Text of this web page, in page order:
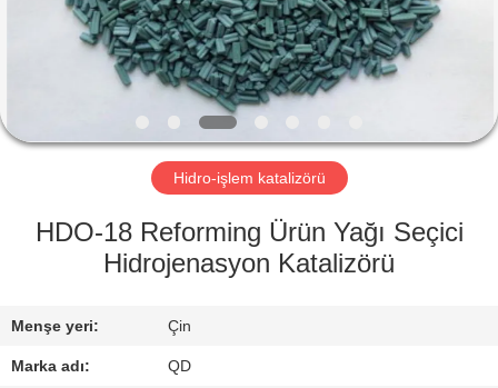
HAKKIMIZDA
FABRIKA
TURU
KALITE
KONTROL
BIZE
ULAŞIN
Hidro-işlem katalizörü
HDO-18 Reforming Ürün Yağı Seçici
Hidrojenasyon Katalizörü
Menşe yeri: Çin
Marka adı: QD